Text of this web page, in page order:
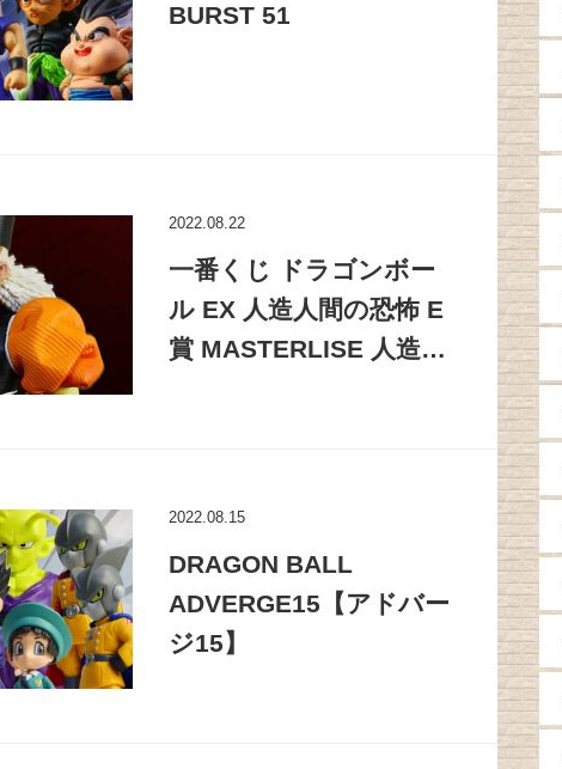
BURST 51
2022.08.22
一番くじ ドラゴンボー
ル EX 人造人間の恐怖 E
賞 MASTERLISE 人造…
2022.08.15
DRAGON BALL
ADVERGE15【アドバー
ジ15】